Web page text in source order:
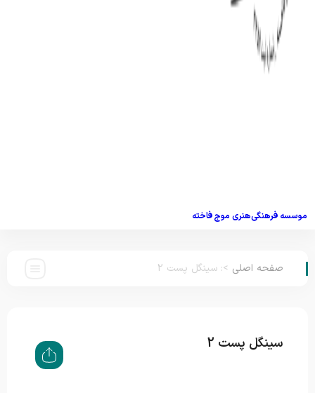
موسسه فرهنگی‌هنری موج فاخته
صفحه اصلی >
: سینگل پست 2
سینگل پست 2